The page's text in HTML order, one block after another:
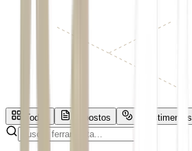
Todas Impostos Investimentos